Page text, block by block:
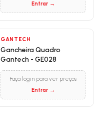
Entrar →
GANTECH
Gancheira Quadro
Gantech - GE028
Faça login para ver preços
Entrar →